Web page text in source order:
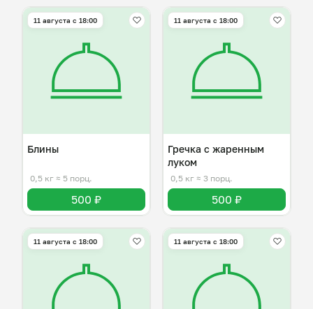
11 августа с 18:00
Блины
0,5 кг ≈ 5 порц.
500 ₽
11 августа с 18:00
Гречка с жаренным
луком
0,5 кг ≈ 3 порц.
500 ₽
11 августа с 18:00 11 августа с 18:00